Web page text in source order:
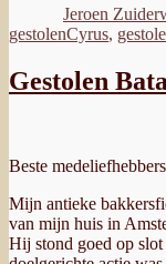
Jeroen
gestolenTags
Cyrus,
Gestolen
Beste
Mijn antieke
van mijn huis in
Hij stond goed op slot